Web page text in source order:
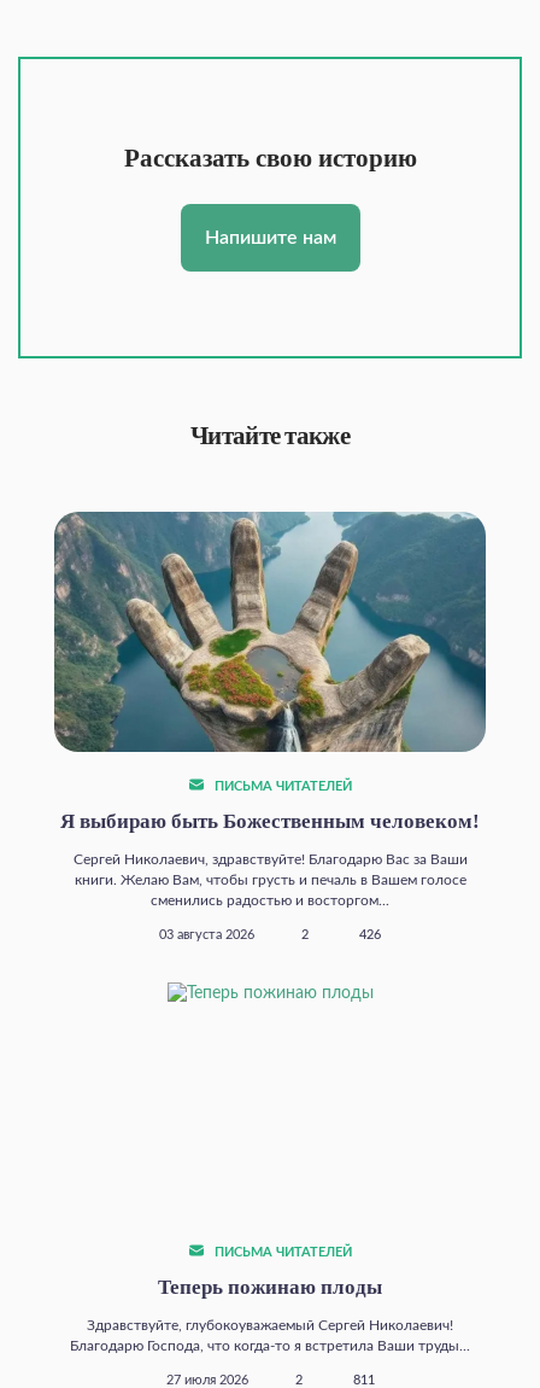
Рассказать свою историю
Напишите нам
Читайте также
ПИСЬМА ЧИТАТЕЛЕЙ
Я выбираю быть Божественным человеком!
Сергей Николаевич, здравствуйте! Благодарю Вас за Ваши
книги. Желаю Вам, чтобы грусть и печаль в Вашем голосе
сменились радостью и восторгом...
03 августа 2026 2 426
ПИСЬМА ЧИТАТЕЛЕЙ
Теперь пожинаю плоды
Здравствуйте, глубокоуважаемый Сергей Николаевич!
Благодарю Господа, что когда‑то я встретила Ваши труды...
27 июля 2026 2 811